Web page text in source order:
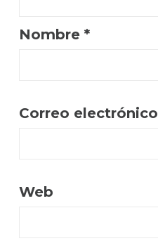
Nombre *
Correo electrónico
Web